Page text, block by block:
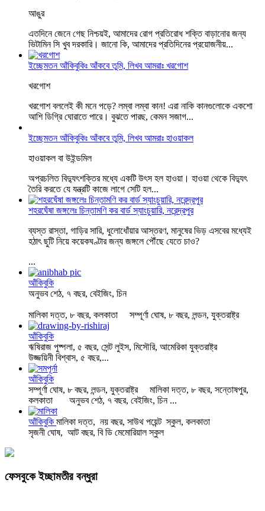
আঙুর
এতদিনে জেনে গেছ নিশ্চয়ই, আমাদের রোগ প্রতিরোধ শক্তি বাড়ানোর জন্য
ভিটামিন সি খুব দরকারি। জানো কি, আমাদের প্রতিদিনের প্রয়োজনীয়...
ইচ্ছেমতন আঁকিবুকিঃ আঁকবে তুমি, লিখব আমরাঃ খরগোশ
খরগোশ
খরগোশ বললেই কী মনে পড়ে? লম্বা লম্বা কান! এরা নাকি কানগুলোকে একশো
আশি ডিগ্রি ঘোরাতে পারে। বুঝতে পারছ, কেমন সজাগ...
ইচ্ছেমতন আঁকিবুকিঃ আঁকবে তুমি, লিখব আমরাঃ হাওয়াকল
হাওয়াকল বা উইন্ডমিল
অপ্রচলিত বিদ্যুৎশক্তির মধ্যে একটি উৎস হল হাওয়া। হাওয়া থেকে বিদ্যুৎ
তৈরি করতে যে যন্ত্রটি কাজে লাগে সেটি হল...
শহরঘেঁষা জঙ্গলেঃ চিন্তামণি কর বার্ড স্যাংচুয়ারি, নরেন্দ্রপুর
ব্যস্ত রাস্তা, গাড়ির সারি, ধুলোধোঁয়ার আস্তরণ, মানুষের ভিড় এসবের মধ্যেই
হঠাৎ ছুটি নিয়ে কয়েকঘণ্টার জন্য জঙ্গলে পৌঁছে যেতে চাও?
...
আঁকিবুকি
অনুভব শেঠ, ৭ বছর, বেইজিং, চিন
মালিকা দত্ত, ৮ বছর, কলকাতা সম্পূর্ণা ঘোষ, ৮ বছর, লন্ডন, যুক্তরাষ্ট্র
আঁকিবুকি
ঋষিরাজ পুষ্পলা, ৫ বছর, সেন্ট লুইস, মিসৌরি, আমেরিকা যুক্তরাষ্ট্র
উজ্জয়িনী বিশ্বাস, ৫ বছর,...
আঁকিবুকি
সম্পূর্ণা ঘোষ, ৮ বছর, লন্ডন, যুক্তরাষ্ট্র মালিকা দত্ত, ৮ বছর, সন্তোষপুর,
কলকাতা অনুভব শেঠ, ৭ বছর, বেইজিং, চিন ...
আঁকিবুকি মালিকা দত্ত, নয় বছর, সাউথ পয়েন্ট স্কুল, কলকাতা
সৃজনী ঘোষ, আট বছর, বি ডি মেমোরিয়াল স্কুল
ফেসবুকে ইচ্ছামতীর বন্ধুরা